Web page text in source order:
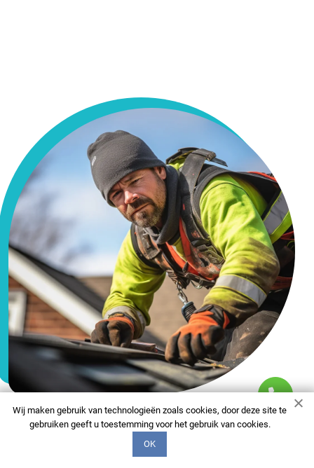
Wij maken gebruik van technologieën zoals cookies, door deze site te
gebruiken geeft u toestemming voor het gebruik van cookies.
OK